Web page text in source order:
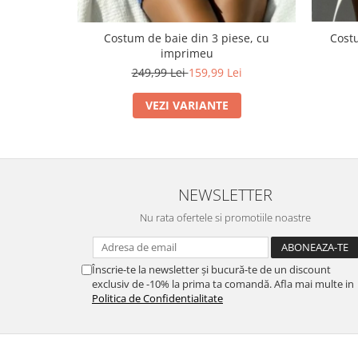
Costum de baie din 3 piese, cu
imprimeu
249,99 Lei159,99 Lei
VEZI VARIANTE
NEWSLETTER
Nu rata ofertele si promotiile noastre
Înscrie-te la newsletter și bucură-te de un discount
exclusiv de -10% la prima ta comandă. Afla mai multe in
Politica de Confidentialitate